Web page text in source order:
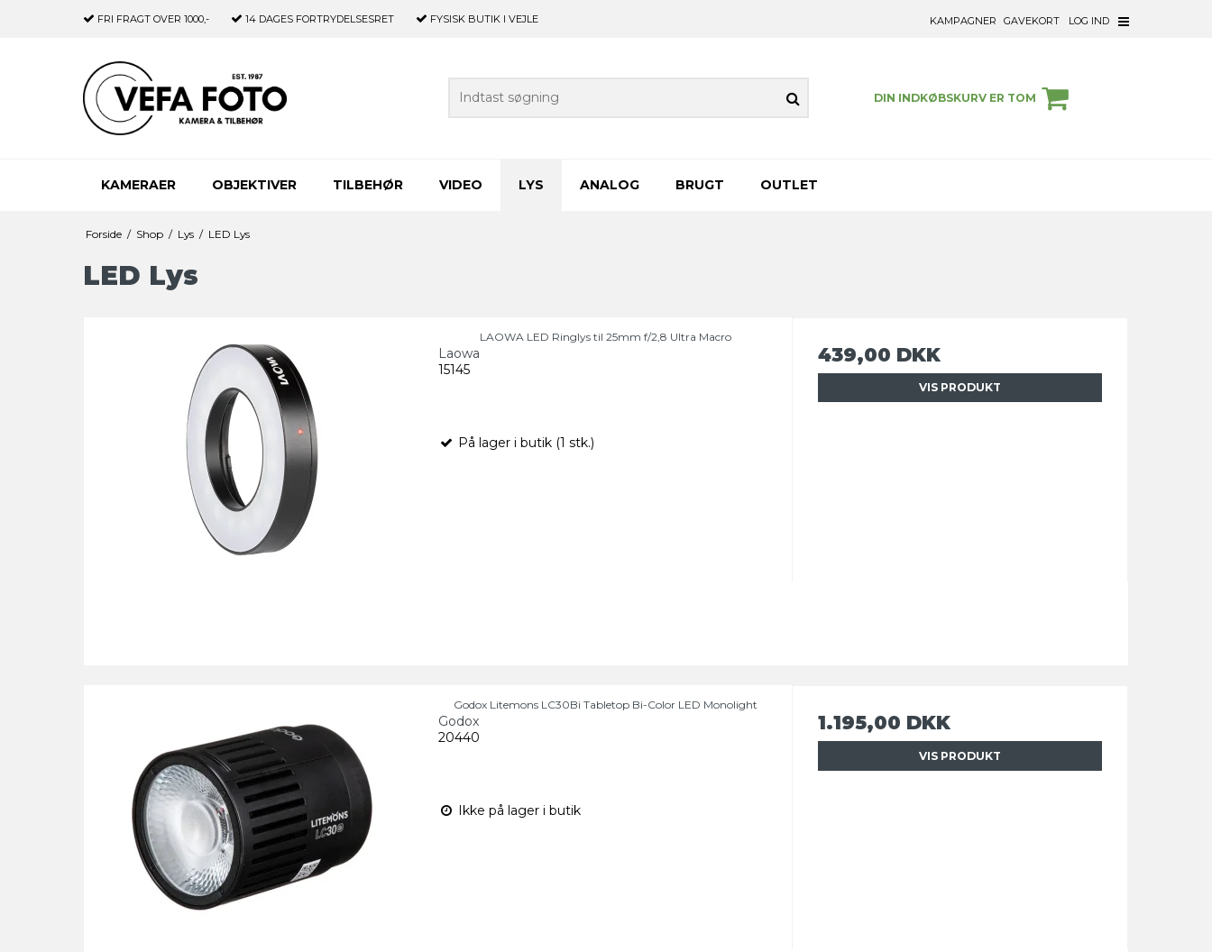
FRI FRAGT OVER 1000,- 14 DAGES FORTRYDELSESRET FYSISK BUTIK I VEJLE KAMPAGNER GAVEKORT LOG IND
DIN INDKØBSKURV ER TOM
KAMERAER OBJEKTIVER TILBEHØR VIDEO LYS ANALOG BRUGT OUTLET
Forside / Shop / Lys / LED Lys
LED Lys
LAOWA LED Ringlys til 25mm f/2,8 Ultra Macro
Laowa
15145
På lager i butik (1 stk.)
439,00 DKK
VIS PRODUKT
Godox Litemons LC30Bi Tabletop Bi-Color LED Monolight
Godox
20440
Ikke på lager i butik
1.195,00 DKK
VIS PRODUKT